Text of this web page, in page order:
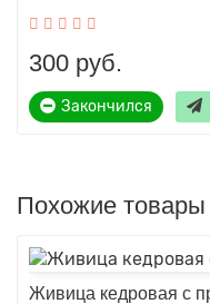
300 руб.
Закончился
Похожие товары
Живица кедровая с